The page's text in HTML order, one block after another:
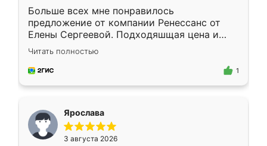
Больше всех мне понравилось
предложение от компании Ренессанс от
Елены Сергеевой. Подходяшщая цена и
короткие сроки изготовления. Приехавший
для замера сотрудник Владислав
предложил по моему эскизу самый
Читать полностью
1
Ярослава
3 августа 2026